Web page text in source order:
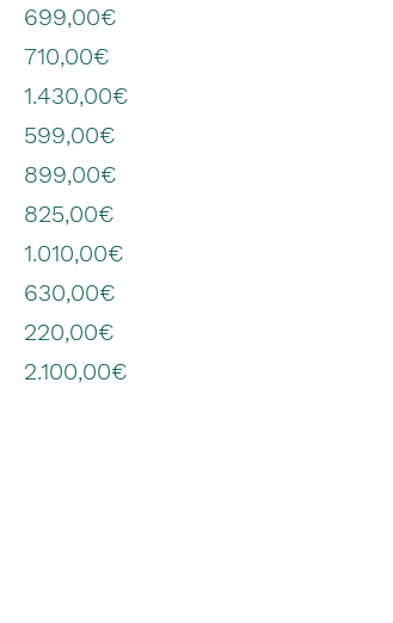
699,00€
710,00€
1.430,00€
599,00€
899,00€
825,00€
1.010,00€
630,00€
220,00€
2.100,00€